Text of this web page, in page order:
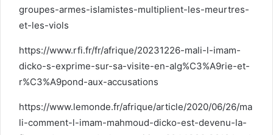
groupes-armes-islamistes-multiplient-les-meurtres-
et-les-viols
https://www.rfi.fr/fr/afrique/20231226-mali-l-imam-
dicko-s-exprime-sur-sa-visite-en-alg%C3%A9rie-et-
r%C3%A9pond-aux-accusations
https://www.lemonde.fr/afrique/article/2020/06/26/ma
li-comment-l-imam-mahmoud-dicko-est-devenu-la-